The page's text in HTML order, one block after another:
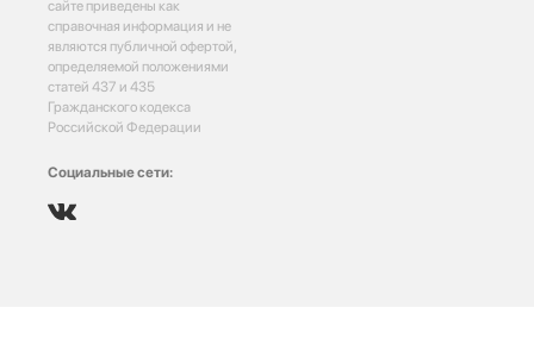
сайте приведены как
справочная информация и не
являются публичной офертой,
определяемой положениями
статей 437 и 435
Гражданского кодекса
Российской Федерации
Социальные сети: